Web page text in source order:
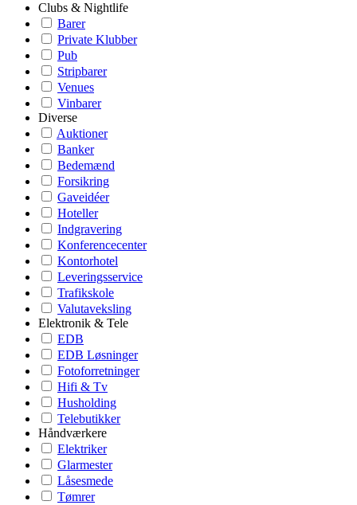
Clubs & Nightlife
Barer
Private Klubber
Pub
Stripbarer
Venues
Vinbarer
Diverse
Auktioner
Banker
Bedemænd
Forsikring
Gaveidéer
Hoteller
Indgravering
Konferencecenter
Kontorhotel
Leveringsservice
Trafikskole
Valutaveksling
Elektronik & Tele
EDB
EDB Løsninger
Fotoforretninger
Hifi & Tv
Husholding
Telebutikker
Håndværkere
Elektriker
Glarmester
Låsesmede
Tømrer